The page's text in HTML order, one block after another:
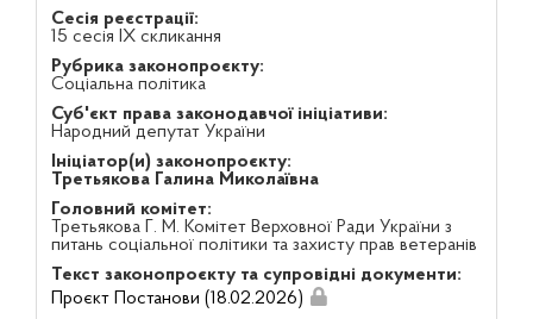
Сесія реєстрації:
15 сесія IX скликання
Рубрика законопроєкту:
Соціальна політика
Суб'єкт права законодавчої ініціативи:
Народний депутат України
Ініціатор(и) законопроєкту:
Третьякова Галина Миколаївна
Головний комітет:
Третьякова Г. М. Комітет Верховної Ради України з
питань соціальної політики та захисту прав ветеранів
Текст законопроєкту та супровідні документи:
Проєкт Постанови (18.02.2026)